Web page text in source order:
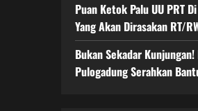
Puan Ketok Palu UU PRT
Yang Akan Dirasakan RT/
Bukan Sekadar
Pulogadung Serahkan